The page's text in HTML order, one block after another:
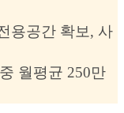
용공간 확보, 사
월평균 250만